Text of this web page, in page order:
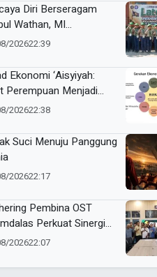
Diri Berseragam
Wathan, MI
Resik Ikuti
202622:39
Ekonomi ‘Aisyiyah:
Perempuan Menjadi
Kemandirian
202622:38
Suci Menuju Panggung
202622:17
Pembina OST
Perkuat Sinergi
Karakter dan
202622:07